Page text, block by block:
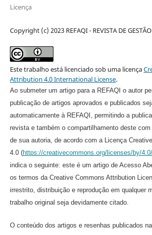
Licença
Copyright (c) 2023 REFAQI - REVISTA DE
Este trabalho está licenciado sob uma licença
Attribution 4.0 International License.
Ao submeter um artigo para a REFAQI o autor
publicação de artigos aprovados e publicados
automaticamente à REFAQI, permitindo a
revista e também o compartilhamento deste
de sua autoria, de acordo com a Licença
4.0 (https://creativecommons.org/licenses/by/
indica o seguinte: este é um artigo de Acesso
os termos da Creative Commons Attribution
irrestrito, distribuição e reprodução em qualquer
trabalho original seja devidamente citado.
O conteúdo dos artigos e resenhas publicados